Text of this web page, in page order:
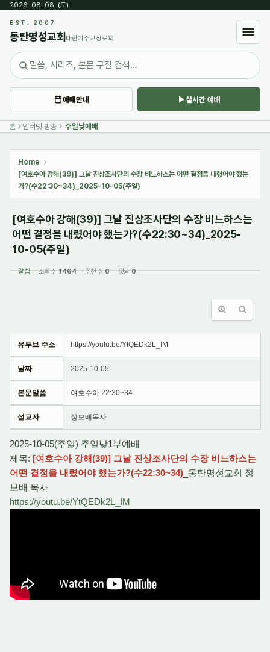
2026. 08. 08. (토) ·
EST. 2007
동탄명성교회 대한예수교장로회
예배안내 실시간 예배
홈 인터넷 방송 주일낮예배
Home
[여호수아 강해(39)] 그날 진상조사단의 수장 비느하스는 어떤 결정을 내렸어야 했는
가?(수22:30~34)_2025-10-05(주일)
[여호수아 강해(39)] 그날 진상조사단의 수장 비느하스는
어떤 결정을 내렸어야 했는가?(수22:30~34)_2025-
10-05(주일)
갈렙 조회 수1464 추천 수0 댓글0
유투브 주소 https://youtu.be/YtQEDk2L_IM
날짜 2025-10-05
본문말씀 여호수아 22:30~34
설교자 정보배목사
2025-10-05(주일) 주일낮1부예배
제목: [여호수아 강해(39)] 그날 진상조사단의 수장 비느하스는
어떤 결정을 내렸어야 했는가?(수22:30~34) _동탄명성교회 정
보배 목사
https://youtu.be/YtQEDk2L_IM
Sketchbook5, 스케치북5
Sketchbook5, 스케치북5